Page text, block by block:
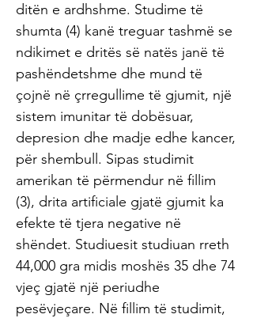
ditën e ardhshme. Studime të
shumta (4) kanë treguar tashmë se
ndikimet e dritës së natës janë të
pashëndetshme dhe mund të
çojnë në çrregullime të gjumit, një
sistem imunitar të dobësuar,
depresion dhe madje edhe kancer,
për shembull. Sipas studimit
amerikan të përmendur në fillim
(3), drita artificiale gjatë gjumit ka
efekte të tjera negative në
shëndet. Studiuesit studiuan rreth
44,000 gra midis moshës 35 dhe 74
vjeç gjatë një periudhe
pesëvjeçare. Në fillim të studimit,